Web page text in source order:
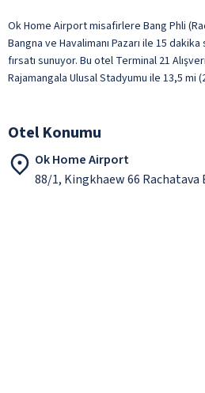
Ok Home Airport misafirlere Bang Phli
Bangna ve Havalimanı Pazarı ile 15
fırsatı sunuyor. Bu otel Terminal 21
Rajamangala Ulusal Stadyumu ile 13,5 mi
Otel Konumu
Ok Home Airport
88/1, Kingkhaew 66 Rachatava